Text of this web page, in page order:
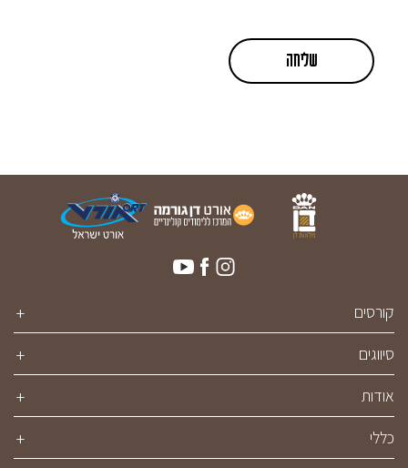
כללי
קורסים
סיווגים
אודות